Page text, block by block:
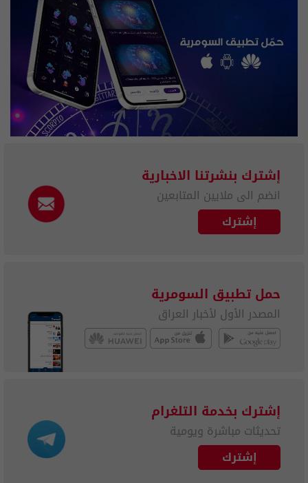
إشترك بنشرتنا الاخبارية
انضم الى ملايين المتابعين
إشترك
حمل تطبيق السومرية
المصدر الأول لأخبار العراق
إشترك بخدمة التلغرام
تحديثات مباشرة ويومية
إشترك